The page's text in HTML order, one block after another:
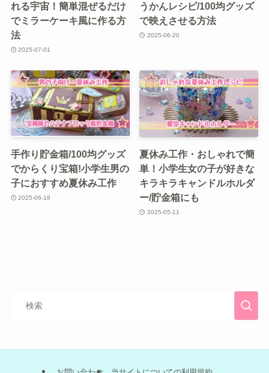
れる宇宙！簡単混ぜるだけ
でミラーケーキ風に作る方
法
2025-07-01
うかんレシピ/100均グッズ
で映えさせる方法
2025-06-20
手作り貯金箱/100均グッズ
でからくり宝箱!小学生男の
子におすすめ夏休み工作
2025-06-18
夏休み工作・おしゃれで簡
単！小学生女の子が好きな
キラキラキャンドルホルダ
ー/貯金箱にも
2025-05-11